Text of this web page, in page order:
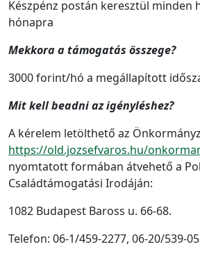
Készpénz postán keresztül minden
hónapra
Mekkora a támogatás összege?
3000 forint/hó a megállapított
Mit kell beadni az igényléshez?
A kérelem letölthető az
https://old.jozsefvaros.hu/
nyomtatott formában átvehető a
Családtámogatási Irodáján:
1082 Budapest Baross u. 66-68.
Telefon: 06-1/459-2277, 06-20/539-